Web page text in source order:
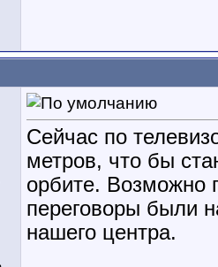
Сейчас по
метров, что бы
орбите. Возможно
переговоры были
нашего центра.